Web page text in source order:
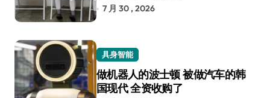
7 月 30 , 2026
具身智能
做机器人的波士顿 被做汽车的韩
国现代 全资收购了